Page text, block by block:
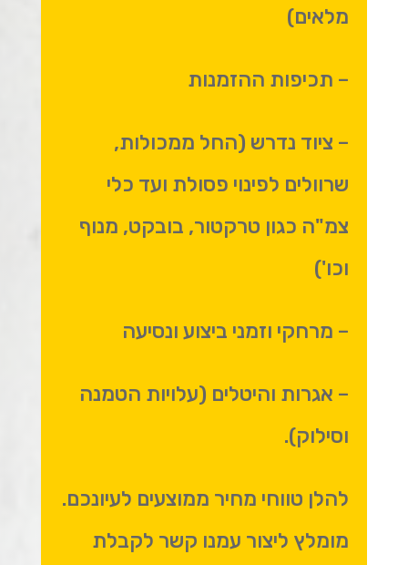
מלאים)
– תכיפות ההזמנות
– ציוד נדרש (החל ממכולות,
שרוולים לפינוי פסולת ועד כלי
צמ"ה כגון טרקטור, בובקט, מנוף
וכו')
– מרחקי וזמני ביצוע ונסיעה
– אגרות והיטלים (עלויות הטמנה
וסילוק).
להלן טווחי מחיר ממוצעים לעיונכם.
מומלץ ליצור עמנו קשר לקבלת